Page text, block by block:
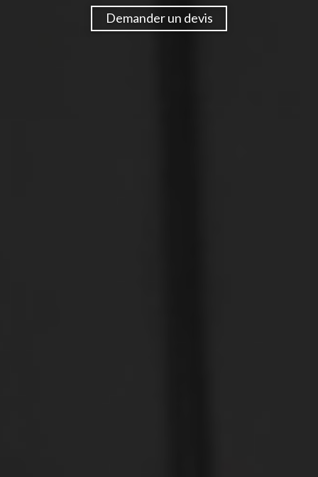
Demander un devis